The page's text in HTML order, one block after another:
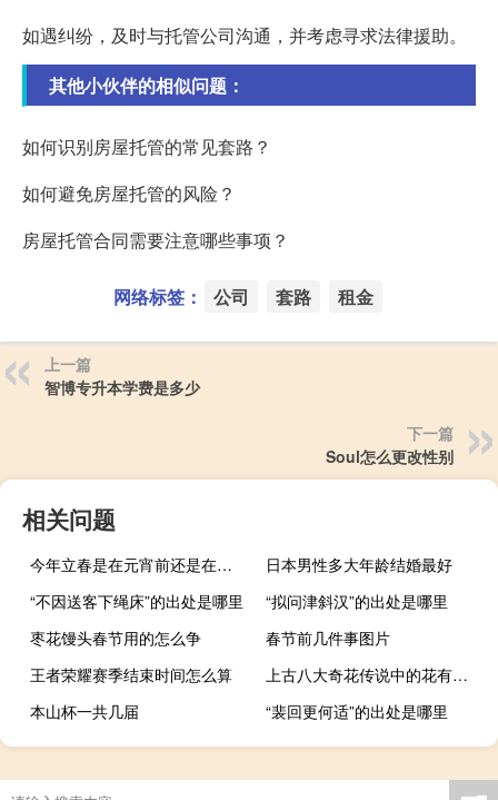
如遇纠纷，及时与托管公司沟通，并考虑寻求法律援助。
其他小伙伴的相似问题：
如何识别房屋托管的常见套路？
如何避免房屋托管的风险？
房屋托管合同需要注意哪些事项？
网络标签： 公司 套路 租金
上一篇
智博专升本学费是多少
下一篇
Soul怎么更改性别
相关问题
今年立春是在元宵前还是在元宵后
日本男性多大年龄结婚最好
“不因送客下绳床”的出处是哪里
“拟问津斜汉”的出处是哪里
枣花馒头春节用的怎么争
春节前几件事图片
王者荣耀赛季结束时间怎么算
上古八大奇花传说中的花有哪些 八大奇花的介绍
本山杯一共几届
“裴回更何适”的出处是哪里